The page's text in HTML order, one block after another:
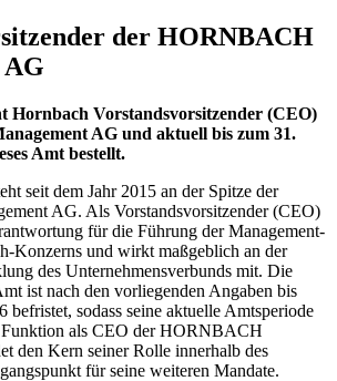
der HORNBACH
AG
Hornbach Vorstandsvorsitzender (CEO)
AG und aktuell bis zum 31.
Amt bestellt.
seit dem Jahr 2015 an der Spitze der
AG. Als Vorstandsvorsitzender (CEO)
für die Führung der Management-
Konzerns und wirkt maßgeblich an der
des Unternehmensverbunds mit. Die
ist nach den vorliegenden Angaben bis
befristet, sodass seine aktuelle Amtsperiode
als CEO der HORNBACH
den Kern seiner Rolle innerhalb des
für seine weiteren Mandate.